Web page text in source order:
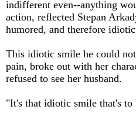
indifferent even--anything
action, reflected Stepan
humored, and therefore
This idiotic smile he could
pain, broke out with her
refused to see her husband.
"It's that idiotic smile that's